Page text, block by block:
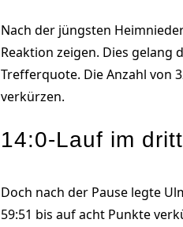
Nach der jüngsten
Reaktion zeigen. Dies
Trefferquote. Die Anzahl von
verkürzen.
14:0-Lauf im
Doch nach der Pause legte
59:51 bis auf acht Punkte